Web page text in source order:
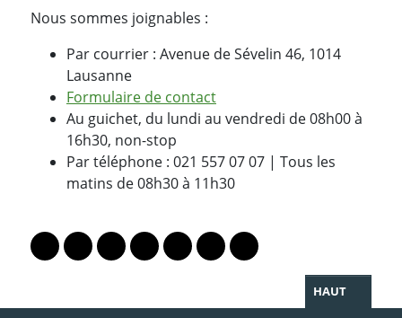
Nous sommes joignables :
Par courrier : Avenue de Sévelin 46, 1014
Lausanne
Formulaire de contact
Au guichet, du lundi au vendredi de 08h00 à
16h30, non-stop
Par téléphone : 021 557 07 07 | Tous les
matins de 08h30 à 11h30
Lien vers le profil Mastodon
Lien vers le profil Bluesky
Lien vers le profil Instagram
Lien vers le profil Linkedin
Lien vers le profil Facebook
Lien vers le profil Twitter
Partager par WhatsApp
HAUT